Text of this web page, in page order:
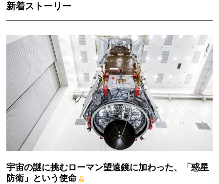
新着ストーリー
宇宙の謎に挑むローマン望遠鏡に加わった、「惑星
防衛」という使命